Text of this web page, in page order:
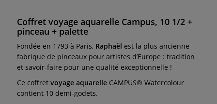
Coffret voyage aquarelle Campus, 10 1/2 +
pinceau + palette
Fondée en 1793 à Paris, Raphaël est la plus ancienne
fabrique de pinceaux pour artistes d’Europe : tradition
et savoir-faire pour une qualité exceptionnelle !
Ce coffret voyage aquarelle CAMPUS® Watercolour
contient 10 demi-godets.